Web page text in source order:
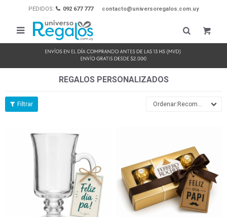
PEDIDOS: 092 677 777 contacto@universoregalos.com.uy

REGALOS PERSONALIZADOS
Recomendados